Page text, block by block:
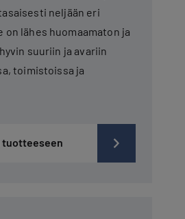
neljään eri
on lähes huomaamaton ja
suuriin ja avariin
toimistoissa ja
tuotteeseen